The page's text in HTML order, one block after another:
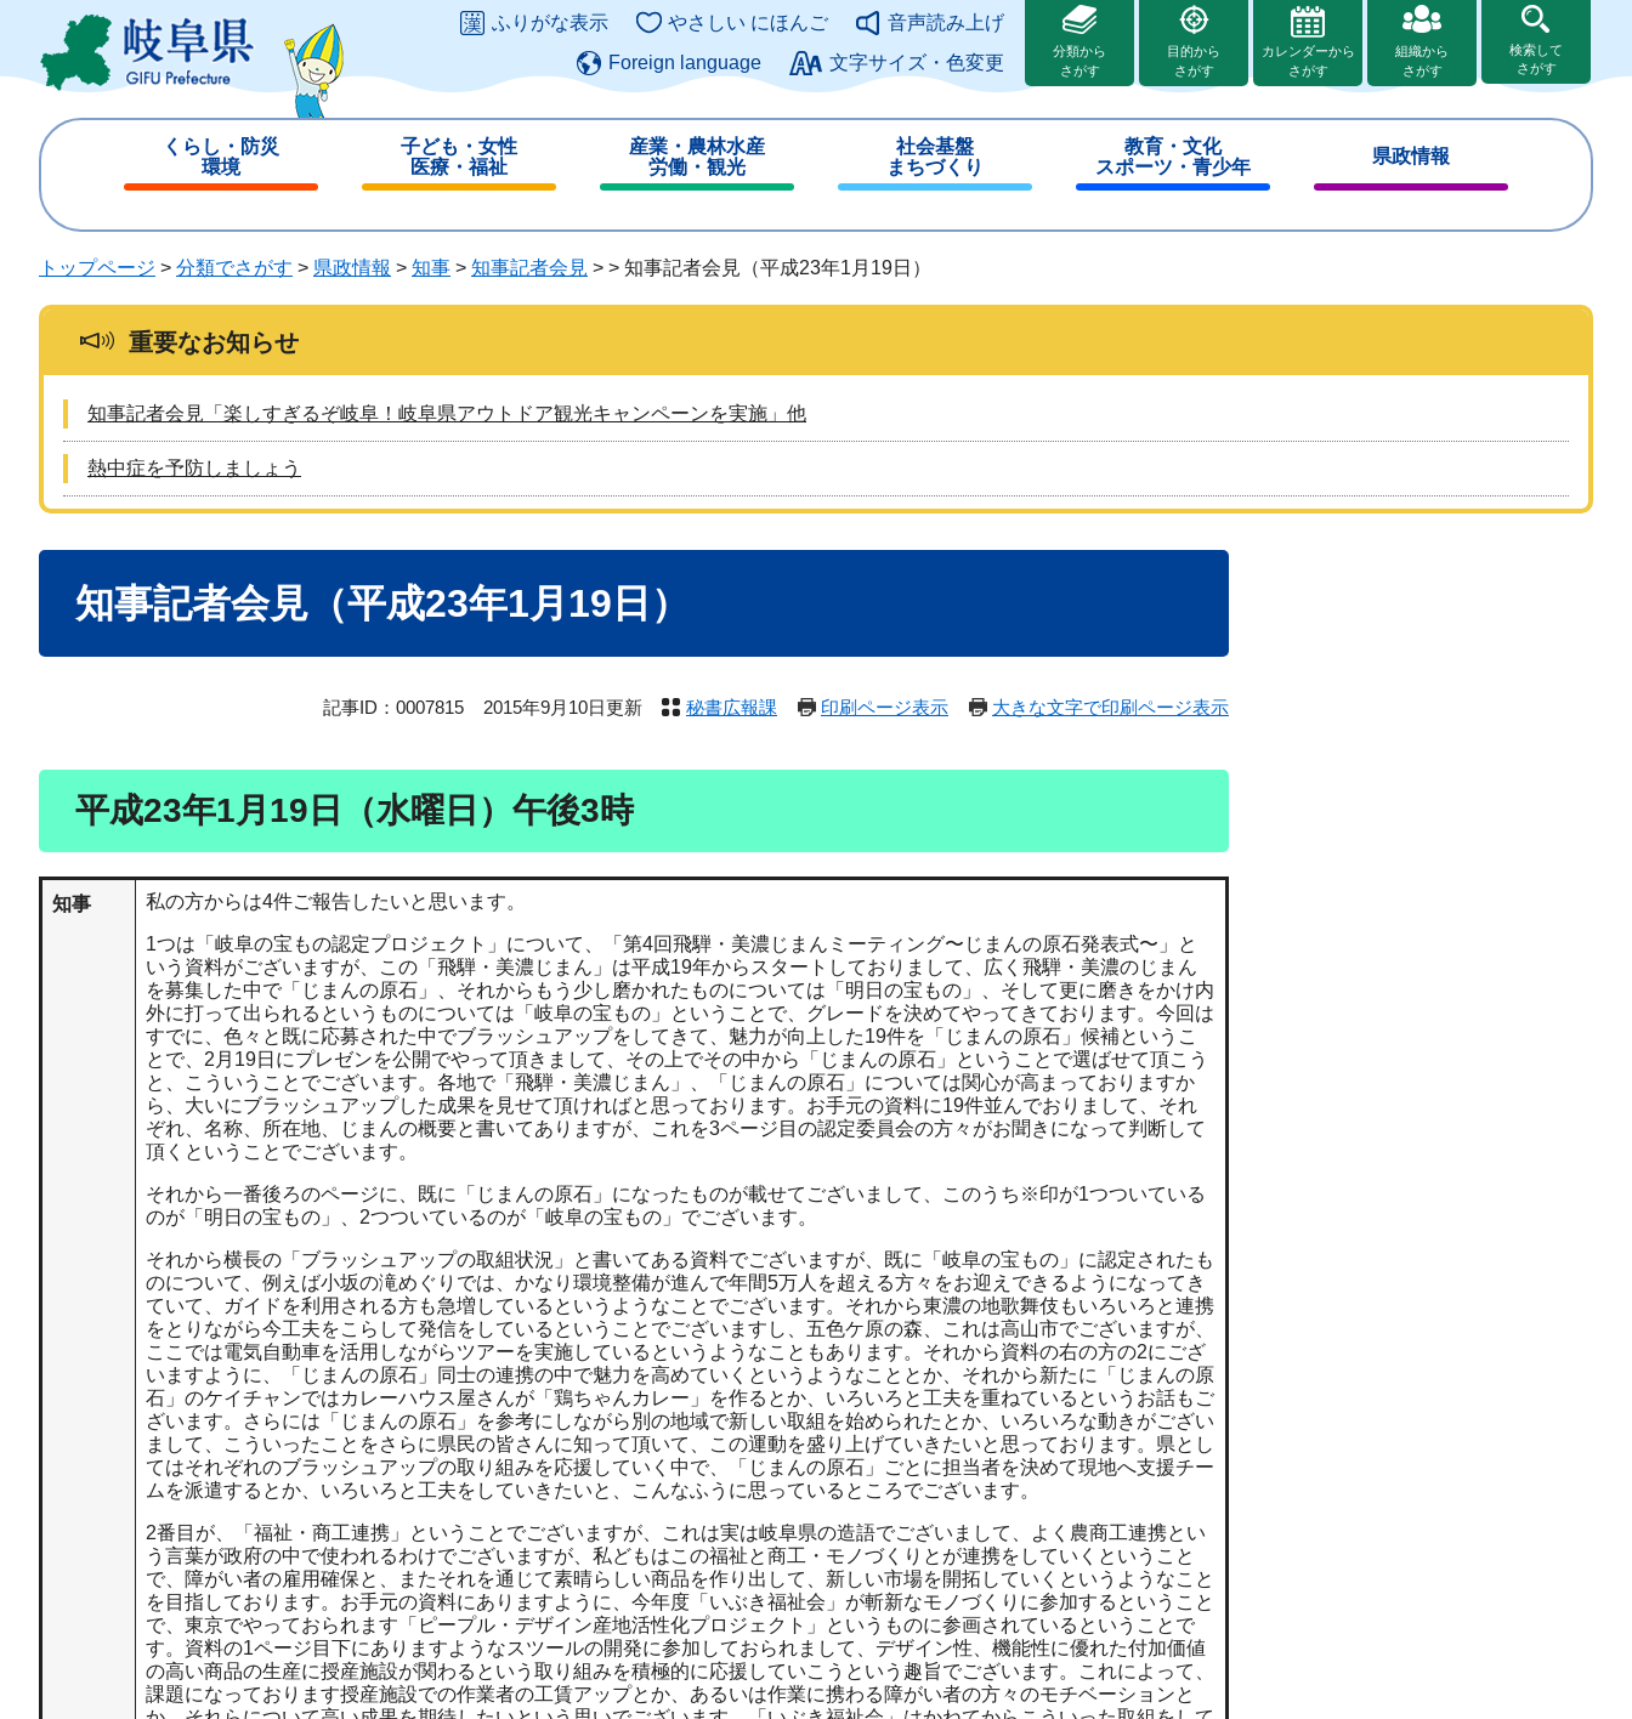
ジ
ュ
このページの本文へ
ふりがな表示 やさしい にほんご
音声読み上げ
Foreign language
文字サイズ・色変更
分類から
さがす
目的から
さがす
カレンダーから
さがす
組織から
さがす
検索して
さがす
くらし・防災
環境
じ
子ども・女性
医療・福祉
じ
る
産業・農林水産
労働・観光
じ
社会基盤
まちづくり
じ
る
教育・文化
スポーツ・青少年
じ
県政情報
じ
トップページ > 分類でさがす > 県政情報 > 知事 > 知事記者会見 > > 知事記者会見（平成23年1月19日）
重要なお知らせ
知事記者会見「楽しすぎるぞ岐阜！岐阜県アウトドア観光キャンペーンを実施」他
熱中症を予防しましょう
知事記者会見（平成23年1月19日）
記事ID：0007815 2015年9月10日更新 秘書広報課 印刷ページ表示 大きな文字で印刷ページ表示
平成23年1月19日（水曜日）午後3時
知事 私の方からは4件ご報告したいと思います。
1つは「岐阜の宝もの認定プロジェクト」について、「第4回飛騨・美濃じまんミーティング〜じまんの原石発表式〜」と
いう資料がございますが、この「飛騨・美濃じまん」は平成19年からスタートしておりまして、広く飛騨・美濃のじまん
を募集した中で「じまんの原石」、それからもう少し磨かれたものについては「明日の宝もの」、そして更に磨きをかけ内
外に打って出られるというものについては「岐阜の宝もの」ということで、グレードを決めてやってきております。今回は
すでに、色々と既に応募された中でブラッシュアップをしてきて、魅力が向上した19件を「じまんの原石」候補というこ
とで、2月19日にプレゼンを公開でやって頂きまして、その上でその中から「じまんの原石」ということで選ばせて頂こう
と、こういうことでございます。各地で「飛騨・美濃じまん」、「じまんの原石」については関心が高まっておりますか
ら、大いにブラッシュアップした成果を見せて頂ければと思っております。お手元の資料に19件並んでおりまして、それ
ぞれ、名称、所在地、じまんの概要と書いてありますが、これを3ページ目の認定委員会の方々がお聞きになって判断して
頂くということでございます。
それから一番後ろのページに、既に「じまんの原石」になったものが載せてございまして、このうち※印が1つついている
のが「明日の宝もの」、2つついているのが「岐阜の宝もの」でございます。
それから横長の「ブラッシュアップの取組状況」と書いてある資料でございますが、既に「岐阜の宝もの」に認定されたも
のについて、例えば小坂の滝めぐりでは、かなり環境整備が進んで年間5万人を超える方々をお迎えできるようになってき
ていて、ガイドを利用される方も急増しているというようなことでございます。それから東濃の地歌舞伎もいろいろと連携
をとりながら今工夫をこらして発信をしているということでございますし、五色ケ原の森、これは高山市でございますが、
ここでは電気自動車を活用しながらツアーを実施しているというようなこともあります。それから資料の右の方の2にござ
いますように、「じまんの原石」同士の連携の中で魅力を高めていくというようなこととか、それから新たに「じまんの原
石」のケイチャンではカレーハウス屋さんが「鶏ちゃんカレー」を作るとか、いろいろと工夫を重ねているというお話もご
ざいます。さらには「じまんの原石」を参考にしながら別の地域で新しい取組を始められたとか、いろいろな動きがござい
まして、こういったことをさらに県民の皆さんに知って頂いて、この運動を盛り上げていきたいと思っております。県とし
てはそれぞれのブラッシュアップの取り組みを応援していく中で、「じまんの原石」ごとに担当者を決めて現地へ支援チー
ムを派遣するとか、いろいろと工夫をしていきたいと、こんなふうに思っているところでございます。
2番目が、「福祉・商工連携」ということでございますが、これは実は岐阜県の造語でございまして、よく農商工連携とい
う言葉が政府の中で使われるわけでございますが、私どもはこの福祉と商工・モノづくりとが連携をしていくということ
で、障がい者の雇用確保と、またそれを通じて素晴らしい商品を作り出して、新しい市場を開拓していくというようなこと
を目指しております。お手元の資料にありますように、今年度「いぶき福祉会」が斬新なモノづくりに参加するということ
で、東京でやっておられます「ピープル・デザイン産地活性化プロジェクト」というものに参画されているということで
す。資料の1ページ目下にありますようなスツールの開発に参加しておられまして、デザイン性、機能性に優れた付加価値
の高い商品の生産に授産施設が関わるという取り組みを積極的に応援していこうという趣旨でございます。これによって、
課題になっております授産施設での作業者の工賃アップとか、あるいは作業に携わる障がい者の方々のモチベーションと